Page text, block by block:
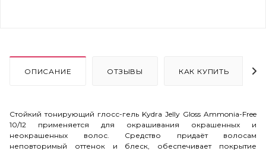
ОПИСАНИЕ ОТЗЫВЫ КАК КУПИТЬ
Стойкий тонирующий глосс-гель Kydra Jelly Gloss Ammonia-Free
10/12 применяется для окрашивания окрашенных и
неокрашенных волос. Средство придаёт волосам
неповторимый оттенок и блеск, обеспечивает покрытие